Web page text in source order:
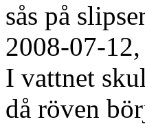
sås på
2008-07-12,
I vattnet
då röven